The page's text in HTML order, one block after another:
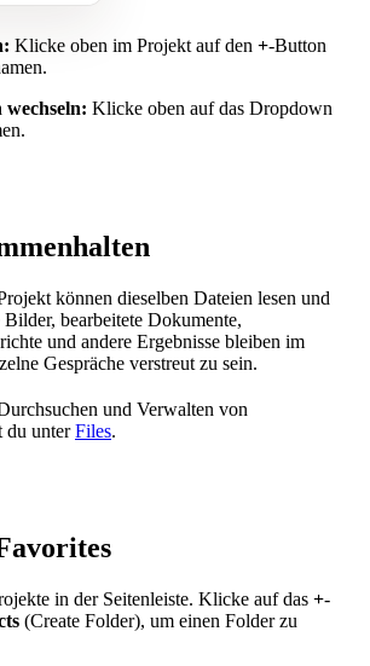
Klicke oben im Projekt auf den +-Button
wechseln: Klicke oben auf das Dropdown
können dieselben Dateien lesen und
bearbeitete Dokumente,
und andere Ergebnisse bleiben im
Gespräche verstreut zu sein.
und Verwalten von
du unterFiles.
in der Seitenleiste. Klicke auf das +-
(Create Folder), um einen Folder zu